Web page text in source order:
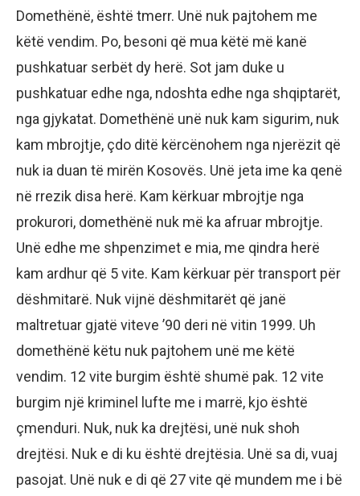
Domethënë, është tmerr. Unë nuk pajtohem me
këtë vendim. Po, besoni që mua këtë më kanë
pushkatuar serbët dy herë. Sot jam duke u
pushkatuar edhe nga, ndoshta edhe nga shqiptarët,
nga gjykatat. Domethënë unë nuk kam sigurim, nuk
kam mbrojtje, çdo ditë kërcënohem nga njerëzit që
nuk ia duan të mirën Kosovës. Unë jeta ime ka qenë
në rrezik disa herë. Kam kërkuar mbrojtje nga
prokurori, domethënë nuk më ka afruar mbrojtje.
Unë edhe me shpenzimet e mia, me qindra herë
kam ardhur që 5 vite. Kam kërkuar për transport për
dëshmitarë. Nuk vijnë dëshmitarët që janë
maltretuar gjatë viteve ’90 deri në vitin 1999. Uh
domethënë këtu nuk pajtohem unë me këtë
vendim. 12 vite burgim është shumë pak. 12 vite
burgim një kriminel lufte me i marrë, kjo është
çmenduri. Nuk, nuk ka drejtësi, unë nuk shoh
drejtësi. Nuk e di ku është drejtësia. Unë sa di, vuaj
pasojat. Unë nuk e di që 27 vite që mundem me i bë